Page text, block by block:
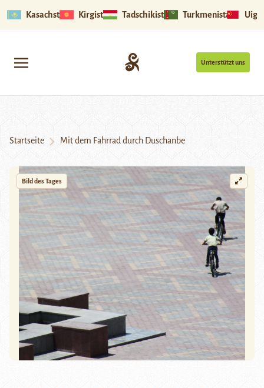
Kasachstan Kirgistan Tadschikistan Turkmenistan
Unterstützt uns
Startseite Mit dem Fahrrad durch Duschanbe
Bild des Tages